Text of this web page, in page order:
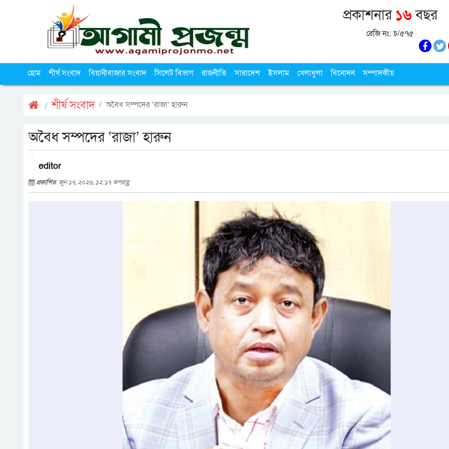
প্রকাশনার ১৬বছর
রেজি নং: চ/৫৭৫
হোম শীর্ষ সংবাদ বিয়ানীবাজার সংবাদ সিলেট বিভাগ রাজনীতি সারাদেশ ইসলাম খেলাধুলা বিনোদন সম্পাদকীয়
শীর্ষ সংবাদ অবৈধ সম্পদের ‘রাজা’ হারুন
অবৈধ সম্পদের ‘রাজা’ হারুন
editor
প্রকাশিত জুন ১৭, ২০২৬, ১২:১৭ অপরাহ্ণ